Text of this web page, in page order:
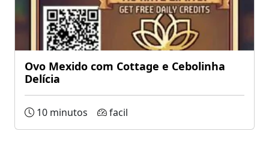
Ovo Mexido com Cottage e Cebolinha
Delícia
10 minutos facil